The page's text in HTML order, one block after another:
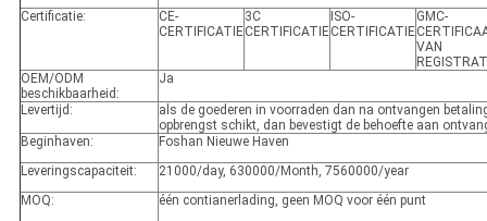
Certificatie:
CE-
CERTIFICATIE
3C
CERTIFICATIE
ISO-
CERTIFICATIE
GMC-
VAN
OEM/ODM
beschikbaarheid:
Ja
Levertijd:
als de goederen in voorraden dan na ontvangen
opbrengst schikt, dan bevestigt de behoefte aan
Beginhaven:
Foshan Nieuwe Haven
Leveringscapaciteit:
21000/day, 630000/Month, 7560000/year
MOQ:
één contianerlading, geen MOQ voor één punt